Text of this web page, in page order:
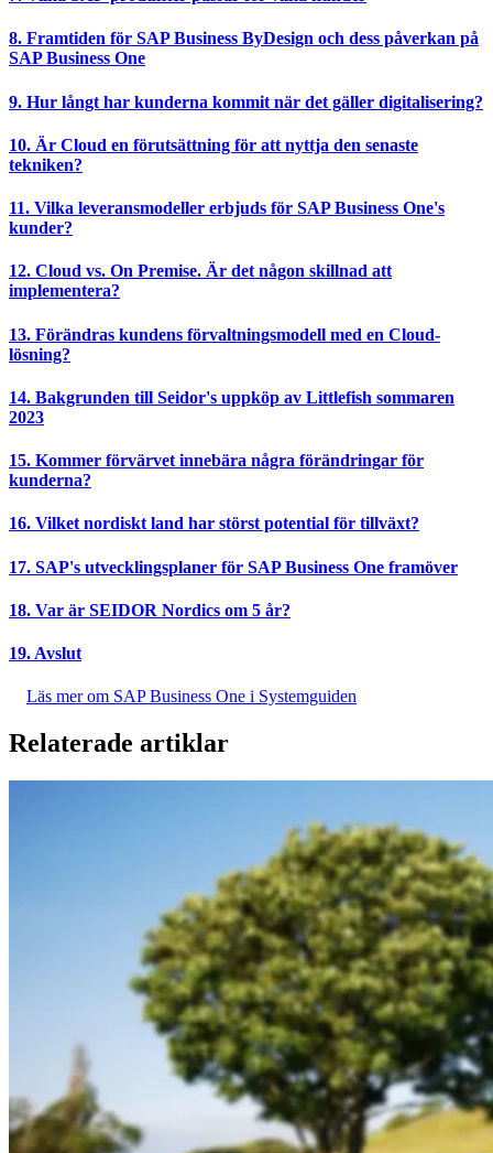
8. Framtiden för SAP Business ByDesign och dess påverkan på
SAP Business One
9. Hur långt har kunderna kommit när det gäller digitalisering?
10. Är Cloud en förutsättning för att nyttja den senaste
tekniken?
11. Vilka leveransmodeller erbjuds för SAP Business One's
kunder?
12. Cloud vs. On Premise. Är det någon skillnad att
implementera?
13. Förändras kundens förvaltningsmodell med en Cloud-
lösning?
14. Bakgrunden till Seidor's uppköp av Littlefish sommaren
2023
15. Kommer förvärvet innebära några förändringar för
kunderna?
16. Vilket nordiskt land har störst potential för tillväxt?
17. SAP's utvecklingsplaner för SAP Business One framöver
18. Var är SEIDOR Nordics om 5 år?
19. Avslut
Läs mer om SAP Business One i Systemguiden
Relaterade artiklar